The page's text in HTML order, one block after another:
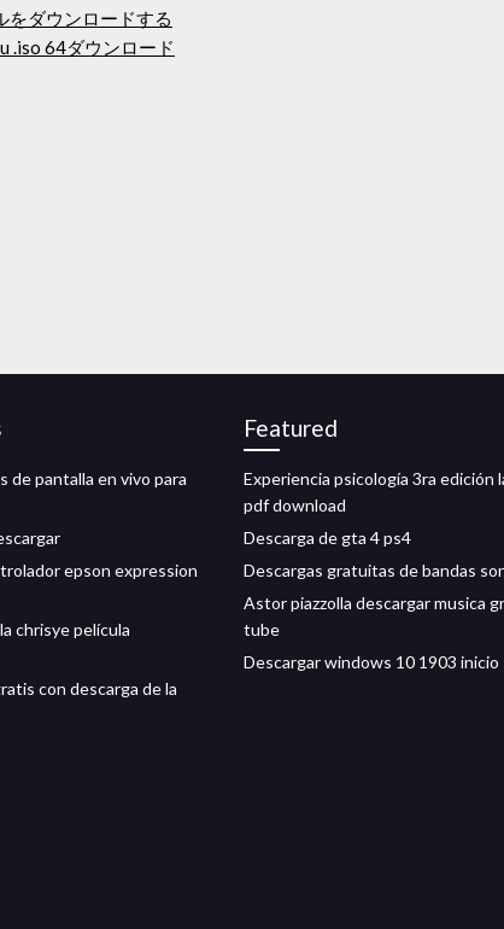
をダウンロードする
.iso 64ダウンロード
de pantalla en vivo para
epson expression
chrisye película
con descarga de la
Featured
Experiencia psicología 3ra edición
pdf download
Descarga de gta 4 ps4
Descargas gratuitas de bandas
Astor piazzolla descargar musica
tube
Descargar windows 10 1903 inicio